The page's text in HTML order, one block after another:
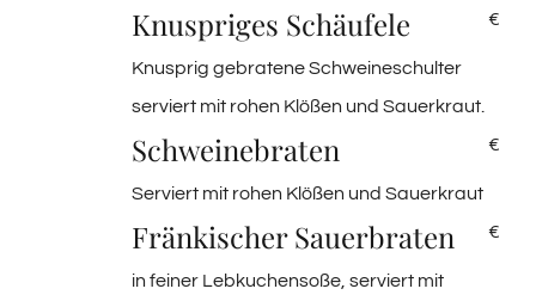
Knuspriges Schäufele €
Knusprig gebratene Schweineschulter
serviert mit rohen Klößen und Sauerkraut.
Schweinebraten €
Serviert mit rohen Klößen und Sauerkraut
Fränkischer Sauerbraten €
in feiner Lebkuchensoße, serviert mit